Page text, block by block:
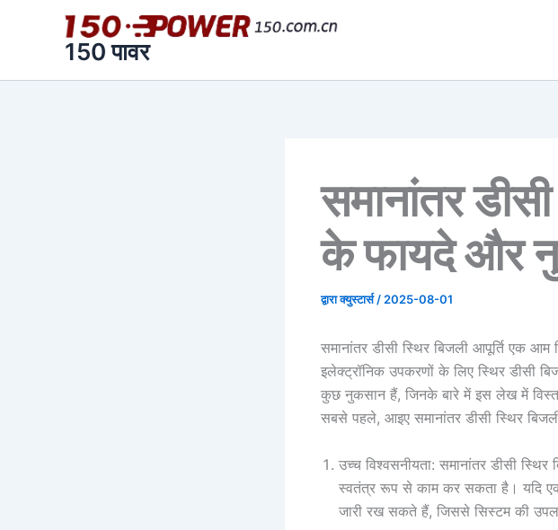
容
150 पावर
समानांतर
के फायदे और
द्वाराक्युस्टार्स/2025-08-01
समानांतर डीसी स्थिर बिजली आपूर्ति एक
इलेक्ट्रॉनिक उपकरणों के लिए स्थिर डीसी
कुछ नुकसान हैं, जिनके बारे में इस लेख में
सबसे पहले, आइए समानांतर डीसी स्थिर
उच्च विश्वसनीयता: समानांतर डीसी
स्वतंत्र रूप से काम कर सकता है। यदि एक
जारी रख सकते हैं, जिससे सिस्टम की
टाइप